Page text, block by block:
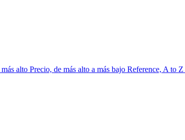
alto Precio, de más alto a más bajo Reference, A to Z